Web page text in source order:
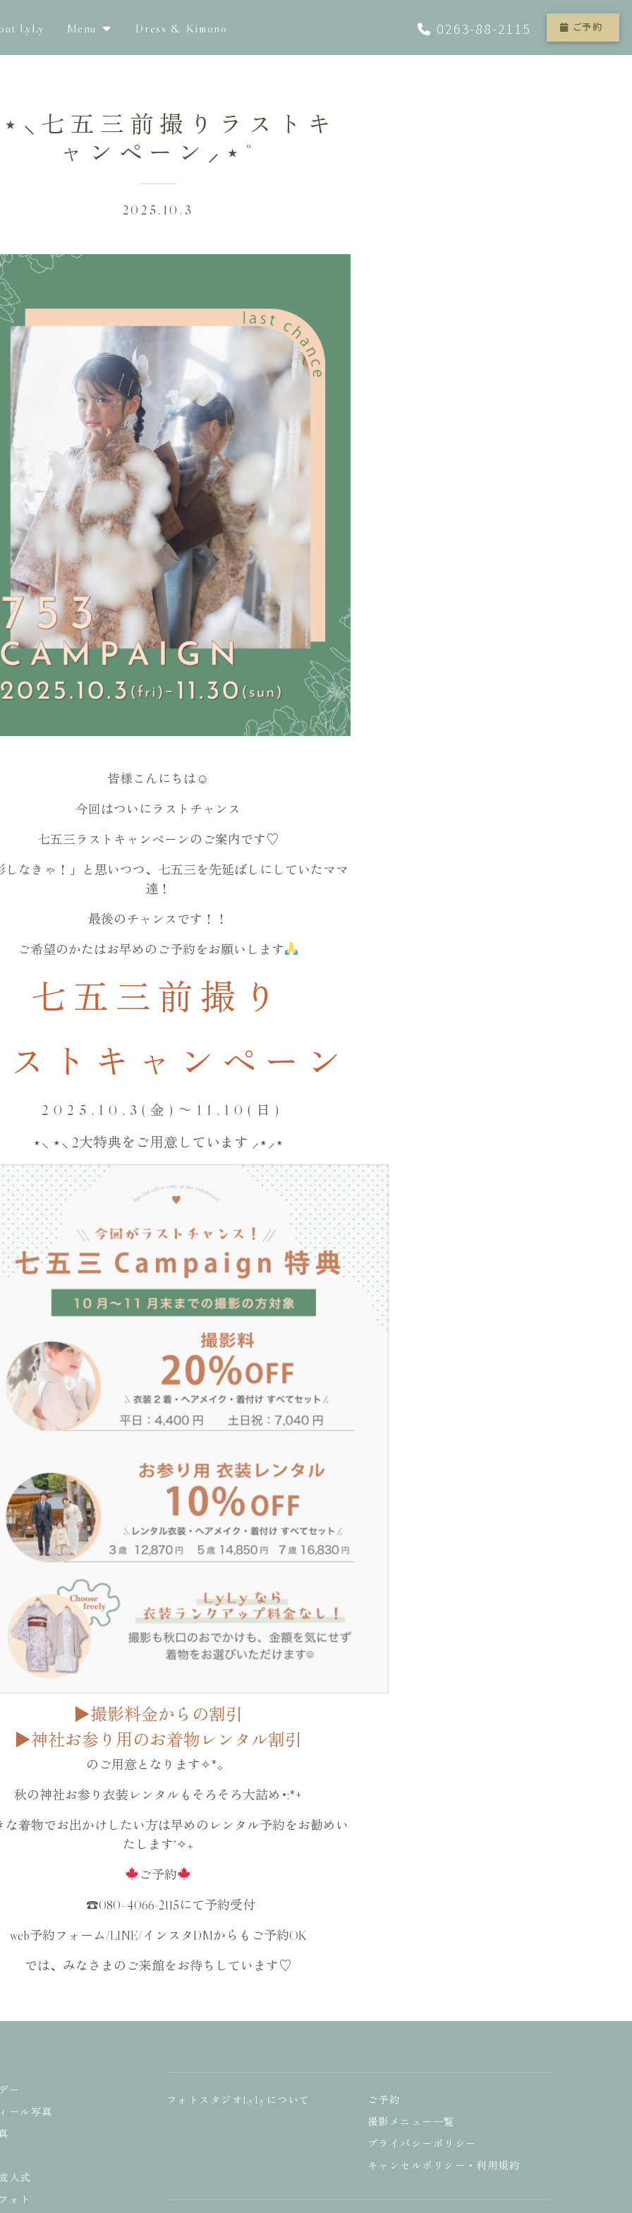
LyLy Menu Dress & Kimono 0263-88-2115 ご予約
フォトウェディング
マタニティフォト
お宮参り
入園／入学
卒業袴
シニアフォト
七五三前撮りラストキ
ャンペーン⸝⋆˚
2025.10.3
皆様こんにちは☺︎
今回はついにラストチャンス
七五三ラストキャンペーンのご案内です♡
しなきゃ！」と思いつつ、七五三を先延ばしにしていたママ
達！
最後のチャンスです！！
ご希望のかたはお早めのご予約をお願いします
七五三前撮 り
トキャンペーン
2025.10.3(金)〜11.10(日)
⋆⸜ ⋆⸜ 2大特典をご用意しています ⸝⋆⸝⋆
▶︎撮影料金からの割引
▶︎神社お参り用のお着物レンタル割引
のご用意となります✧︎*。
秋の神社お参り衣装レンタルもそろそろ大詰め･:*+
な着物でお出かけしたい方は早めのレンタル予約をお勧めい
たします˚✧₊
ご予約
☎︎080–4066-2115にて予約受付
web予約フォーム/LINE/インスタDMからもご予約OK
では、みなさまのご来館をお待ちしています♡
ー
ール写真
人式
ォト
フォトスタジオLyLyについて
ご予約
撮影メニュー一覧
プライバシーポリシー
キャンセルポリシー・利用規約